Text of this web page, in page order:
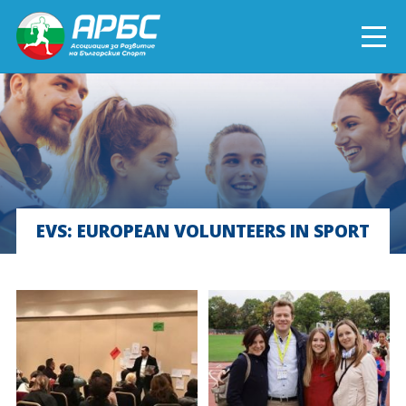
ENGLISH
СПОРТ БЛИЗО ДО ТЕБ
ТЕКУЩИ ПРОЕКТИ
ОНЛАЙН ОБУЧЕНИЯ
EVS: EUROPEAN VOLUNTEERS IN SPORT